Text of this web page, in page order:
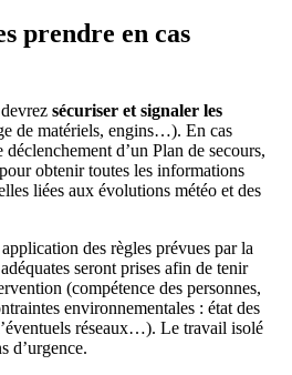
prendre en cas
sécuriser et signaler les
de matériels, engins…). En cas
déclenchement d’un Plan de secours,
obtenir toutes les informations
liées aux évolutions météo et des
des règles prévues par la
seront prises afin de tenir
(compétence des personnes,
environnementales : état des
réseaux…). Le travail isolé
d’urgence.